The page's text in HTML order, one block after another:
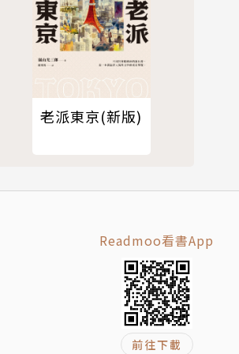
老派東京(新版)
Readmoo看書App
前往下載